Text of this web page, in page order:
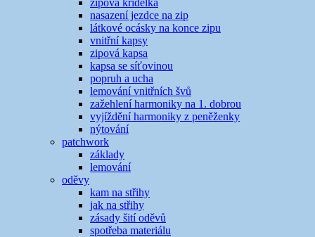
zipová křidélka
nasazení jezdce na zip
látkové ocásky na konce zipu
vnitřní kapsy
zipová kapsa
kapsa se síťovinou
popruh a ucha
lemování vnitřních švů
zažehlení harmoniky na 1. dobrou
vyjíždění harmoniky z peněženky
nýtování
patchwork
základy
lemování
oděvy
kam na střihy
jak na střihy
zásady šití oděvů
spotřeba materiálu